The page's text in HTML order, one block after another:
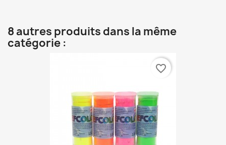
8 autres produits dans la même
catégorie :
favorite_border